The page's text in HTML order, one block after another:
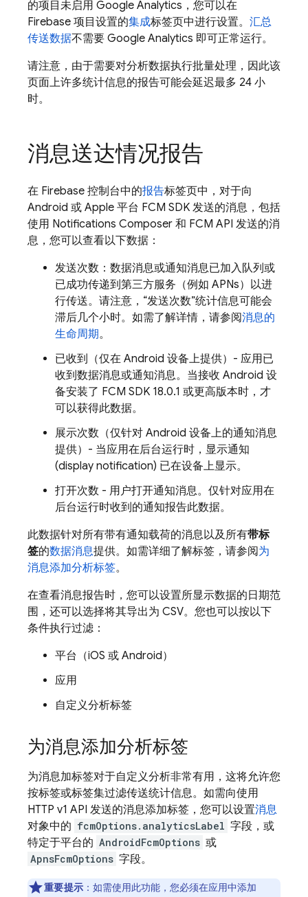
的项目未启用 Google Analytics ，您可以在
Firebase 项目设置的集成标签页中进行设置。 汇总
传送数据不需要 Google Analytics 即可正常运行。
请注意，由于需要对分析数据执行批量处理，因此该
页面上许多统计信息的报告可能会延迟最多 24 小
时。
消息送达情况报告
在 Firebase 控制台中的报告标签页中，对于向
Android 或 Apple 平台 FCM SDK 发送的消息，包括
使用 Notifications Composer 和 FCM API 发送的消
息，您可以查看以下数据：
发送次数：数据消息或通知消息已加入队列或
已成功传递到第三方服务（例如 APNs）以进
行传送。请注意，“发送次数”统计信息可能会
滞后几个小时。如需了解详情，请参阅消息的
生命周期。
已收到（仅在 Android 设备上提供）- 应用已
收到数据消息或通知消息。当接收 Android 设
备安装了 FCM SDK 18.0.1 或更高版本时，才
可以获得此数据。
展示次数（仅针对 Android 设备上的通知消息
提供）- 当应用在后台运行时，显示通知
(display notification) 已在设备上显示。
打开次数 - 用户打开通知消息。仅针对应用在
后台运行时收到的通知报告此数据。
此数据针对所有带有通知载荷的消息以及所有带标
签的数据消息提供。如需详细了解标签，请参阅为
消息添加分析标签。
在查看消息报告时，您可以设置所显示数据的日期范
围，还可以选择将其导出为 CSV。您也可以按以下
条件执行过滤：
平台（iOS 或 Android）
应用
自定义分析标签
为消息添加分析标签
为消息加标签对于自定义分析非常有用，这将允许您
按标签或标签集过滤传送统计信息。如需向使用
HTTP v1 API 发送的消息添加标签，您可以设置消息
对象中的 fcmOptions.analyticsLabel 字段，或
特定于平台的 AndroidFcmOptions 或
ApnsFcmOptions 字段。
重要提示 ：如需使用此功能，您必须在应用中添加